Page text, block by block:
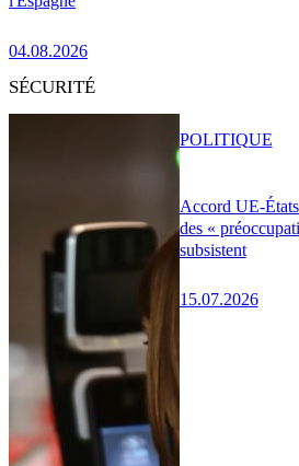
04.08.2026
SÉCURITÉ
Accord UE-
des «
subsistent
15.07.2026
POLITIQUE